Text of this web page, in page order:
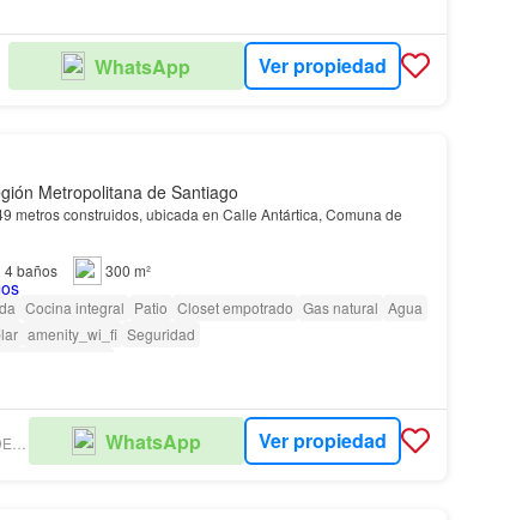
WhatsApp Ver propiedad
Metropolitana de Santiago
metros construidos, ubicada en Calle Antártica, Comuna de
4baños
300 m²
Cocina integral Patio Closet empotrado Gas natural Agua
amenity_wi_fi Seguridad
AGUAYO CORRETAJE DE PROPIEDADES WhatsApp Ver propiedad